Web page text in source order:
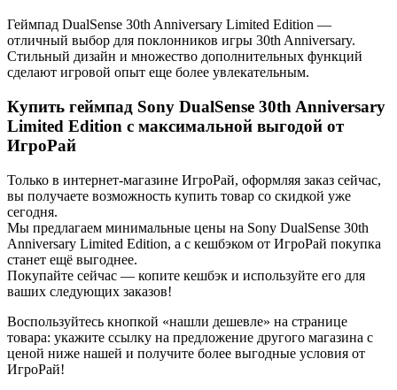
Геймпад DualSense 30th Anniversary Limited Edition —
отличный выбор для поклонников игры 30th Anniversary.
Стильный дизайн и множество дополнительных функций
сделают игровой опыт еще более увлекательным.
Купить геймпад Sony DualSense 30th Anniversary
Limited Edition с максимальной выгодой от
ИгроРай
Только в интернет-магазине ИгроРай, оформляя заказ сейчас,
вы получаете возможность купить товар со скидкой уже
сегодня.
Мы предлагаем минимальные цены на Sony DualSense 30th
Anniversary Limited Edition, а с кешбэком от ИгроРай покупка
станет ещё выгоднее.
Покупайте сейчас — копите кешбэк и используйте его для
ваших следующих заказов!
Воспользуйтесь кнопкой «нашли дешевле» на странице
товара: укажите ссылку на предложение другого магазина с
ценой ниже нашей и получите более выгодные условия от
ИгроРай!